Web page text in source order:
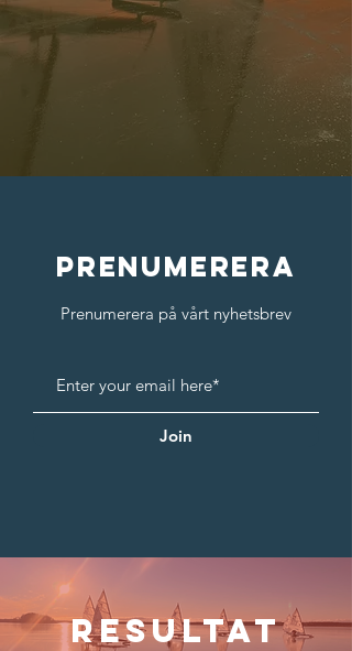
PRENUMERERA
Prenumerera på vårt nyhetsbrev
Join
resultat